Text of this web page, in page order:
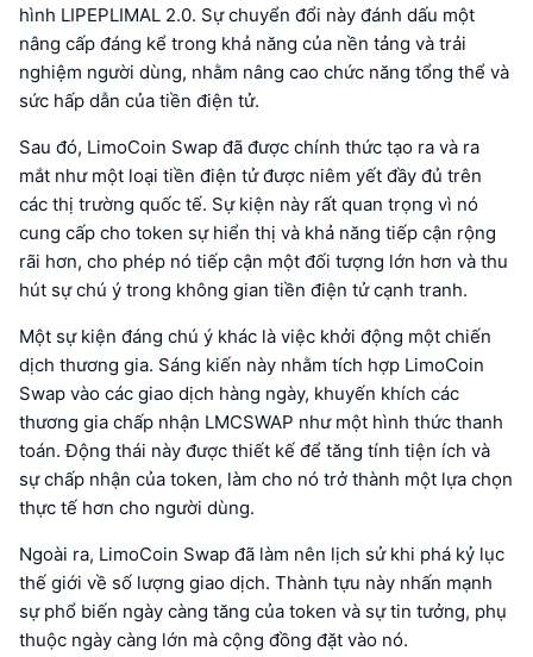
hình LIPEPLIMAL 2.0. Sự chuyển đổi này đánh dấu một
nâng cấp đáng kể trong khả năng của nền tảng và trải
nghiệm người dùng, nhằm nâng cao chức năng tổng thể và
sức hấp dẫn của tiền điện tử.
Sau đó, LimoCoin Swap đã được chính thức tạo ra và ra
mắt như một loại tiền điện tử được niêm yết đầy đủ trên
các thị trường quốc tế. Sự kiện này rất quan trọng vì nó
cung cấp cho token sự hiển thị và khả năng tiếp cận rộng
rãi hơn, cho phép nó tiếp cận một đối tượng lớn hơn và thu
hút sự chú ý trong không gian tiền điện tử cạnh tranh.
Một sự kiện đáng chú ý khác là việc khởi động một chiến
dịch thương gia. Sáng kiến này nhằm tích hợp LimoCoin
Swap vào các giao dịch hàng ngày, khuyến khích các
thương gia chấp nhận LMCSWAP như một hình thức thanh
toán. Động thái này được thiết kế để tăng tính tiện ích và
sự chấp nhận của token, làm cho nó trở thành một lựa chọn
thực tế hơn cho người dùng.
Ngoài ra, LimoCoin Swap đã làm nên lịch sử khi phá kỷ lục
thế giới về số lượng giao dịch. Thành tựu này nhấn mạnh
sự phổ biến ngày càng tăng của token và sự tin tưởng, phụ
thuộc ngày càng lớn mà cộng đồng đặt vào nó.